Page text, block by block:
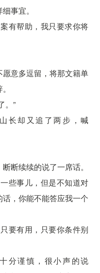
事宜。
有帮助，我只要求你将
意多逗留，将那文籍单
。”
长却又追了两步，喊
断续续的说了一席话。
些事儿，但是不知道对
，你能不能答应我一个
要有用，只要你条件别
分谨慎，很小声的说